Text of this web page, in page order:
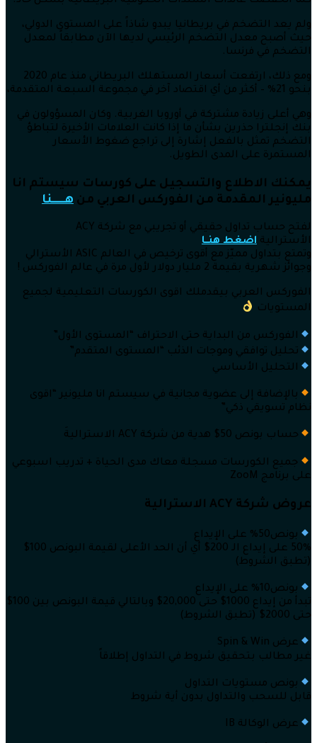
ولم يعد التضخم في بريطانيا يبدو شاذاً على المستوى الدولي،
حيث أصبح معدل التضخم الرئيسي لديها الآن مطابقاً لمعدل
التضخم في فرنسا.
ومع ذلك، ارتفعت أسعار المستهلك البريطاني منذ عام 2020
بنحو 21% – أكثر من أي اقتصاد آخر في مجموعة السبعة المتقدمة،
وهي أعلى زيادة مشتركة في أوروبا الغربية. وكان المسؤولون في
بنك إنجلترا حذرين بشأن ما إذا كانت العلامات الأخيرة لتباطؤ
التضخم تمثل بالفعل إشارة إلى تراجع ضغوط الأسعار
المستمرة على المدى الطويل.
يمكنك الاطلاع والتسجيل على كورسات سيستم انا
مليونير المقدمة من الفوركس العربي من هــــــنا
لفتح حساب تداول حقيقي أو تجريبي مع شركة ACY
الأسترالية اضغط هنــا
وتمتع بتداول مميّز مع أقوى ترخيص في العالم ASIC الأسترالي
وجوائز شهرية بقيمة 2 مليار دولار لأول مرة في عالم الفوركس !
الفوركس العربي بيقدملك اقوى الكورسات التعليمية لجميع
المستويات
الفوركس من البداية حتى الاحتراف “المستوى الأول”
تحليل توافقي وموجات الذئب “المستوى المتقدم”
التحليل الأساسي
بالإضافة إلى عضوية مجانية في سيستم انا مليونير “اقوى
نظام تسويقي ذكي”
حساب بونص 50$ هدية من شركة ACY الاستراليةَ
جميع الكورسات مسجلة معاك مدى الحياة + تدريب اسبوعي
على برنامج ZooM
عروض شركة ACY الاسترالية
بونص50% على الإيداع
50% على إيداع الـ 200$ أي أن الحد الأعلى لقيمة البونص 100$
(تطبق الشروط)
بونص10% على الإيداع
تبدأ من إيداع 1000$ حتى 20,000$ وبالتالي قيمة البونص بين 100$
حتى 2000$ (تطبق الشروط)
عرض Spin & Win
غير مطالب بتحقيق شروط في التداول إطلاقاً
بونص مستويات التداول
قابل للسحب والتداول بدون أية شروط
عرض الوكالة IB